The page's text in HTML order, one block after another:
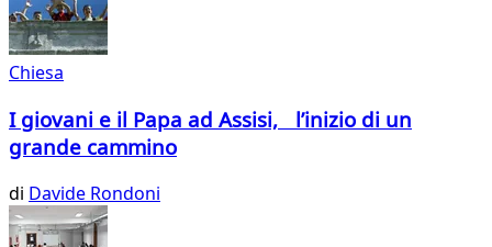
Chiesa
I giovani e il Papa ad Assisi, l’inizio di un
grande cammino
di Davide Rondoni